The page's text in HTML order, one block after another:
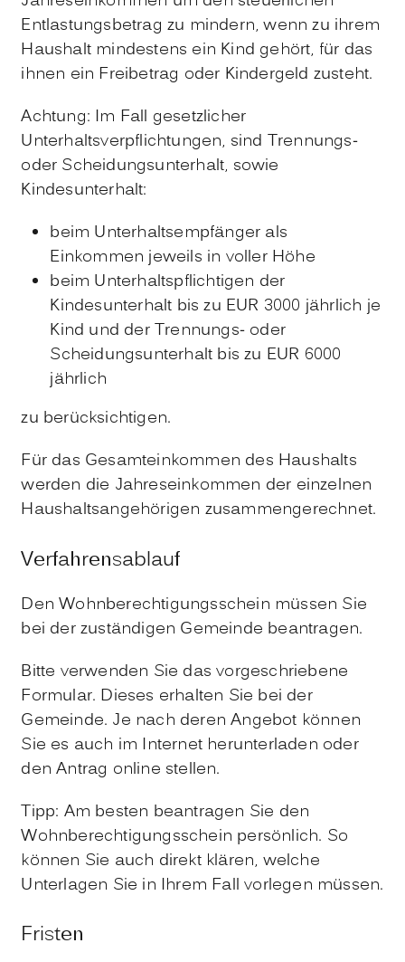
Entlastungsbetrag zu mindern, wenn zu ihrem
Haushalt mindestens ein Kind gehört, für das
ihnen ein Freibetrag oder Kindergeld zusteht.
Achtung: Im Fall gesetzlicher
Unterhaltsverpflichtungen, sind Trennungs-
oder Scheidungsunterhalt, sowie
Kindesunterhalt:
beim Unterhaltsempfänger als
Einkommen jeweils in voller Höhe
beim Unterhaltspflichtigen der
Kindesunterhalt bis zu EUR 3000 jährlich je
Kind und der Trennungs- oder
Scheidungsunterhalt bis zu EUR 6000
jährlich
zu berücksichtigen.
Für das Gesamteinkommen des Haushalts
werden die Jahreseinkommen der einzelnen
Haushaltsangehörigen zusammengerechnet.
Verfahrensablauf
Den Wohnberechtigungsschein müssen Sie
bei der zuständigen Gemeinde beantragen.
Bitte verwenden Sie das vorgeschriebene
Formular. Dieses erhalten Sie bei der
Gemeinde. Je nach deren Angebot können
Sie es auch im Internet herunterladen oder
den Antrag online stellen.
Tipp: Am besten beantragen Sie den
Wohnberechtigungsschein persönlich. So
können Sie auch direkt klären, welche
Unterlagen Sie in Ihrem Fall vorlegen müssen.
Fristen